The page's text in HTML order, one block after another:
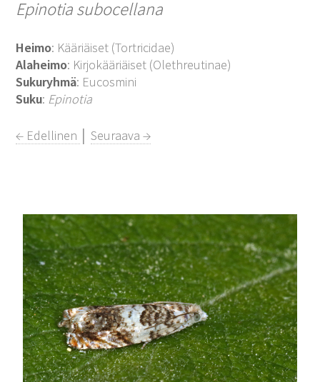
Epinotia subocellana
Heimo: Kääriäiset (Tortricidae)
Alaheimo: Kirjokääriäiset (Olethreutinae)
Sukuryhmä: Eucosmini
Suku: Epinotia
← Edellinen │Seuraava →